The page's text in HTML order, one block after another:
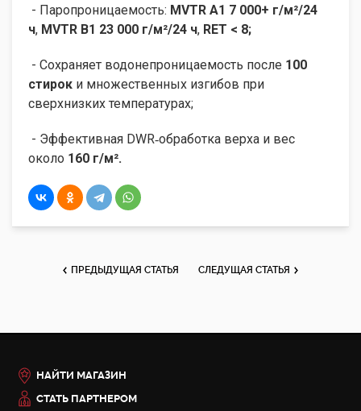
- Паропроницаемость: MVTR A1 7 000+ г/м²/24
ч, MVTR B1 23 000 г/м²/24 ч, RET < 8;
- Сохраняет водонепроницаемость после 100
стирок и множественных изгибов при
сверхнизких температурах;
- Эффективная DWR‑обработка верха и вес
около 160 г/м².
ПРЕДЫДУЩАЯ СТАТЬЯ СЛЕДУЩАЯ СТАТЬЯ
НАЙТИ МАГАЗИН
СТАТЬ ПАРТНЕРОМ